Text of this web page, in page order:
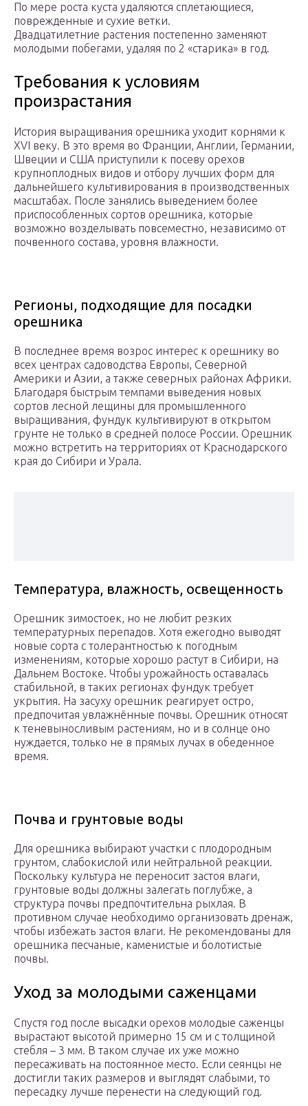
По мере роста куста удаляются сплетающиеся,
поврежденные и сухие ветки.
Двадцатилетние растения постепенно заменяют
молодыми побегами, удаляя по 2 «старика» в год.
Требования к условиям
произрастания
История выращивания орешника уходит корнями к
XVI веку. В это время во Франции, Англии, Германии,
Швеции и США приступили к посеву орехов
крупноплодных видов и отбору лучших форм для
дальнейшего культивирования в производственных
масштабах. После занялись выведением более
приспособленных сортов орешника, которые
возможно возделывать повсеместно, независимо от
почвенного состава, уровня влажности.
Регионы, подходящие для посадки
орешника
В последнее время возрос интерес к орешнику во
всех центрах садоводства Европы, Северной
Америки и Азии, а также северных районах Африки.
Благодаря быстрым темпами выведения новых
сортов лесной лещины для промышленного
выращивания, фундук культивируют в открытом
грунте не только в средней полосе России. Орешник
можно встретить на территориях от Краснодарского
края до Сибири и Урала.
Температура, влажность, освещенность
Орешник зимостоек, но не любит резких
температурных перепадов. Хотя ежегодно выводят
новые сорта с толерантностью к погодным
изменениям, которые хорошо растут в Сибири, на
Дальнем Востоке. Чтобы урожайность оставалась
стабильной, в таких регионах фундук требует
укрытия. На засуху орешник реагирует остро,
предпочитая увлажнённые почвы. Орешник относят
к теневыносливым растениям, но и в солнце оно
нуждается, только не в прямых лучах в обеденное
время.
Почва и грунтовые воды
Для орешника выбирают участки с плодородным
грунтом, слабокислой или нейтральной реакции.
Поскольку культура не переносит застоя влаги,
грунтовые воды должны залегать поглубже, а
структура почвы предпочтительна рыхлая. В
противном случае необходимо организовать дренаж,
чтобы избежать застоя влаги. Не рекомендованы для
орешника песчаные, каменистые и болотистые
почвы.
Уход за молодыми саженцами
Спустя год после высадки орехов молодые саженцы
вырастают высотой примерно 15 см и с толщиной
стебля – 3 мм. В таком случае их уже можно
пересаживать на постоянное место. Если сеянцы не
достигли таких размеров и выглядят слабыми, то
пересадку лучше перенести на следующий год.